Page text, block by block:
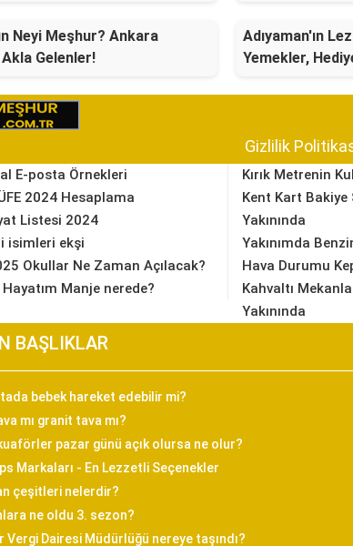
Neyi Meşhur? Ankara
Gelenler!
Adıyaman'ın
Yemekler,
Gizlilik
E-posta Örnekleri
2024 Hesaplama
Listesi 2024
isimleri ekşi
Okullar Ne Zaman Açılacak?
Manje nerede?
Kırık Metrenin
Kent Kart
Yakınında
Yakınımda
Hava Durumu
Kahvaltı
Yakınında
BAŞLIKLAR
bebek hareket edebilir mi?
mı granit tava mı?
pazar günü açık olursa ne olur?
Markaları - En Lezzetli Seçenekler
çeşitleri nelerdir?
ne oldu 3. sezon?
Vergi Dairesi Müdürlüğü nereye taşındı?